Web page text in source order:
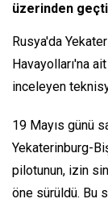
üzerinden geçti
Rusya'da
Havayolları'na
inceleyen
19 Mayıs günü
Yekaterinburg-
pilotunun, izin
öne sürüldü. Bu